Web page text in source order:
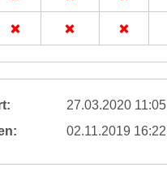
27.03.2020 11:05
02.11.2019 16:22